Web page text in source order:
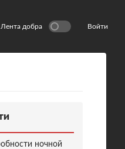
Лента добра Войти
ночной